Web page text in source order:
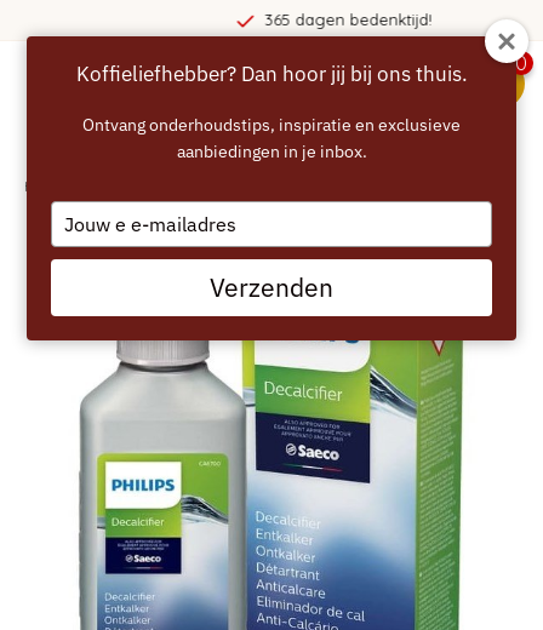
365 dagen bedenktijd!
0
Home
Koffieliefhebber? Dan hoor jij bij ons thuis.
Ontvang onderhoudstips, inspiratie en exclusieve
aanbiedingen in je inbox.
Type
your
email
Verzenden